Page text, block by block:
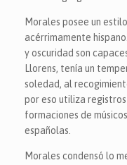
Morales posee un
acérrimamente
y oscuridad son
Llorens, tenía un
soledad, al
por eso utiliza
formaciones de
españolas.
Morales condensó lo